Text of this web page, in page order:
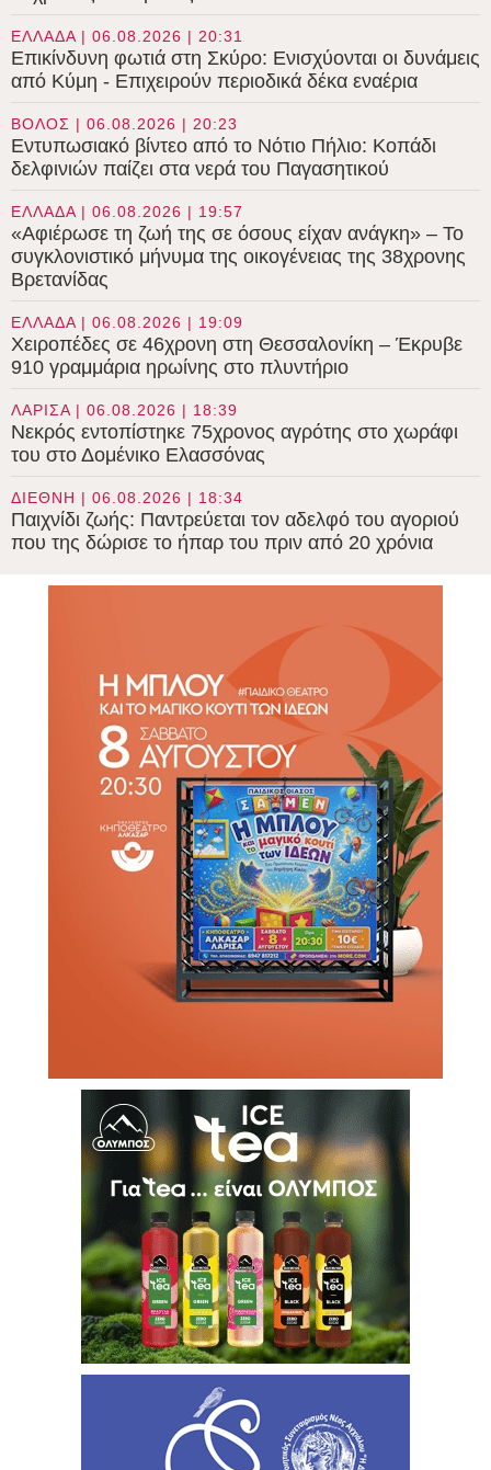
ΕΛΛΑΔΑ | 06.08.2026 | 20:31
Επικίνδυνη φωτιά στη Σκύρο: Ενισχύονται οι δυνάμεις
από Κύμη - Επιχειρούν περιοδικά δέκα εναέρια
ΒΟΛΟΣ | 06.08.2026 | 20:23
Εντυπωσιακό βίντεο από το Νότιο Πήλιο: Κοπάδι
δελφινιών παίζει στα νερά του Παγασητικού
ΕΛΛΑΔΑ | 06.08.2026 | 19:57
«Αφιέρωσε τη ζωή της σε όσους είχαν ανάγκη» – Το
συγκλονιστικό μήνυμα της οικογένειας της 38χρονης
Βρετανίδας
ΕΛΛΑΔΑ | 06.08.2026 | 19:09
Χειροπέδες σε 46χρονη στη Θεσσαλονίκη – Έκρυβε
910 γραμμάρια ηρωίνης στο πλυντήριο
ΛΑΡΙΣΑ | 06.08.2026 | 18:39
Νεκρός εντοπίστηκε 75χρονος αγρότης στο χωράφι
του στο Δομένικο Ελασσόνας
ΔΙΕΘΝΗ | 06.08.2026 | 18:34
Παιχνίδι ζωής: Παντρεύεται τον αδελφό του αγοριού
που της δώρισε το ήπαρ του πριν από 20 χρόνια